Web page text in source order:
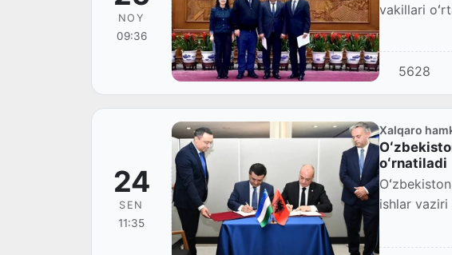
NOY
09:36
vakillari
5628
24
SEN
11:35
Xalqaro
oʻrnatiladi
ishlar vaziri